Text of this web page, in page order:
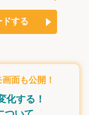
ドする
面も公開！
化する！